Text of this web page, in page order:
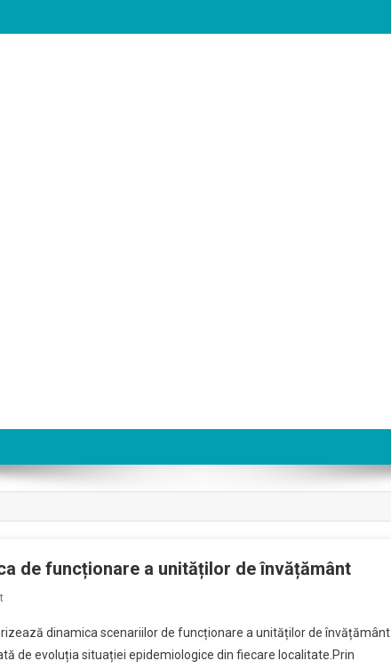
de funcționare a unităților de învățământ
On
Informativ
Referitor
dinamica scenariilor de funcționare a unităților de învățământ
de evoluția situației epidemiologice din fiecare localitate.Prin